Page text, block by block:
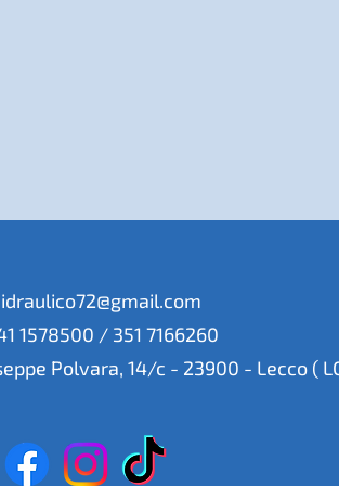
1578500 / 351 7166260
Polvara, 14/c - 23900 - Lecco (